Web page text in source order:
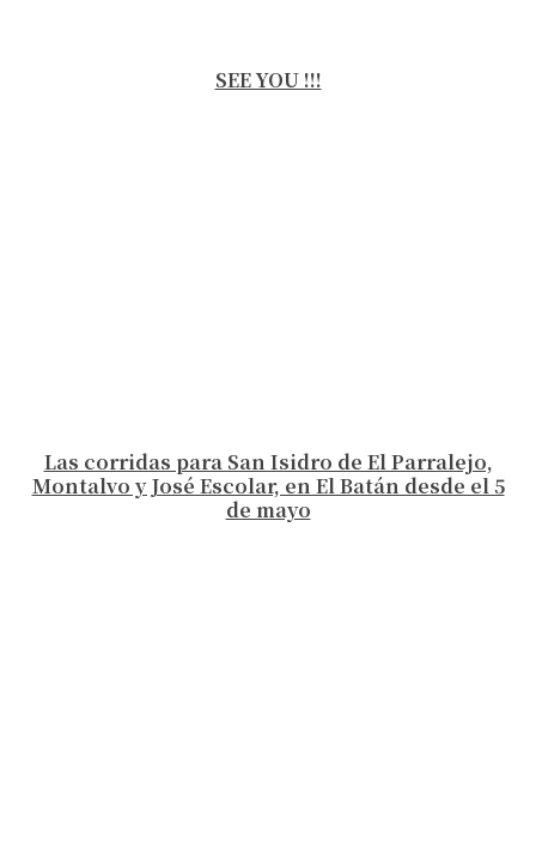
SEE YOU !!!
Las corridas para San Isidro de El Parralejo,
Montalvo y José Escolar, en El Batán desde el 5
de mayo